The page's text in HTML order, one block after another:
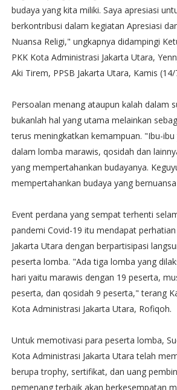
budaya yang kita miliki. Saya apresiasi
berkontribusi dalam kegiatan Apresiasi
Nuansa Religi," ungkapnya didampingi
PKK Kota Administrasi Jakarta Utara,
Aki Tirem, PPSB Jakarta Utara, Kamis (14/
Persoalan menang ataupun kalah dalam
bukanlah hal yang utama melainkan
terus meningkatkan kemampuan. "Ibu-
dalam lomba marawis, qosidah dan
yang mempertahankan budayanya.
mempertahankan budaya yang
Event perdana yang sempat terhenti
pandemi Covid-19 itu mendapat
Jakarta Utara dengan berpartisipasi
peserta lomba. "Ada tiga lomba yang
hari yaitu marawis dengan 19 peserta,
peserta, dan qosidah 9 peserta," terang
Kota Administrasi Jakarta Utara, Rofiqoh.
Untuk memotivasi para peserta lomba,
Kota Administrasi Jakarta Utara telah
berupa trophy, sertifikat, dan uang
pemenang terbaik akan berkesempatan